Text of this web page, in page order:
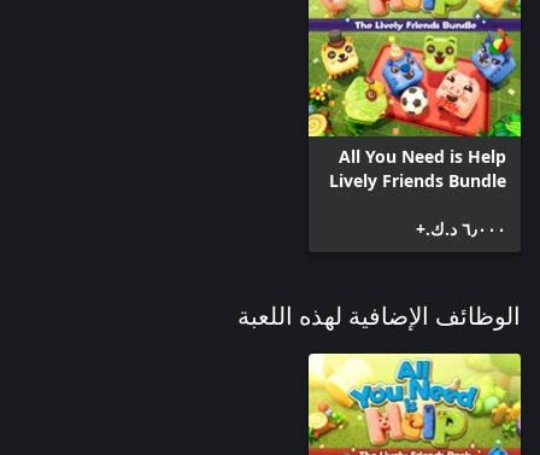
All You Need is Help
Lively Friends Bundle
٦٫٠٠٠ د.ك.‏+
الوظائف الإضافية لهذه اللعبة